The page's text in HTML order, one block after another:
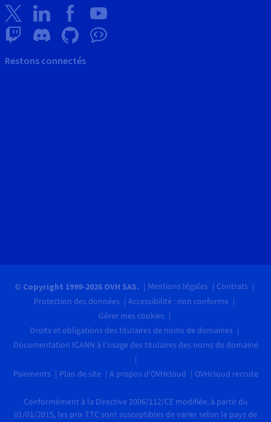
Restons connectés
© Copyright 1999-2026 OVH SAS. Mentions légales
Contrats
Protection des données
Accessibilité : non conforme
Gérer mes cookies
Droits et obligations des titulaires de noms de domaines
Documentation ICANN à l'usage des titulaires des noms de domaine
Paiements Plan de site A propos d'OVHcloud OVHcloud recrute
Conformément à la Directive 2006/112/CE modifiée, à partir du
01/01/2015, les prix TTC sont susceptibles de varier selon le pays de